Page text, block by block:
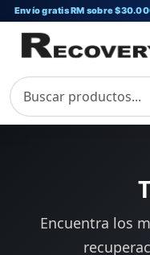
Envío gratis RM sobre
Encuentra los